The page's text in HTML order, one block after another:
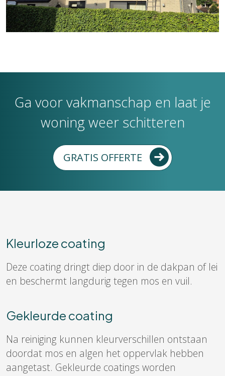
Ga voor vakmanschap en laat je
woning weer schitteren
GRATIS OFFERTE
Kleurloze coating
Deze coating dringt diep door in de dakpan of lei
en beschermt langdurig tegen mos en vuil.
Gekleurde coating
Na reiniging kunnen kleurverschillen ontstaan
doordat mos en algen het oppervlak hebben
aangetast. Gekleurde coatings worden